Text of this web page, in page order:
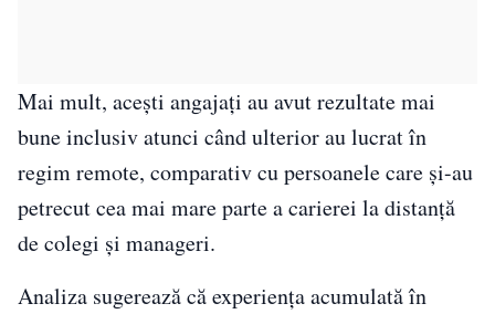
Mai mult, acești angajați au avut rezultate mai
bune inclusiv atunci când ulterior au lucrat în
regim remote, comparativ cu persoanele care și-au
petrecut cea mai mare parte a carierei la distanță
de colegi și manageri.
Analiza sugerează că experiența acumulată în